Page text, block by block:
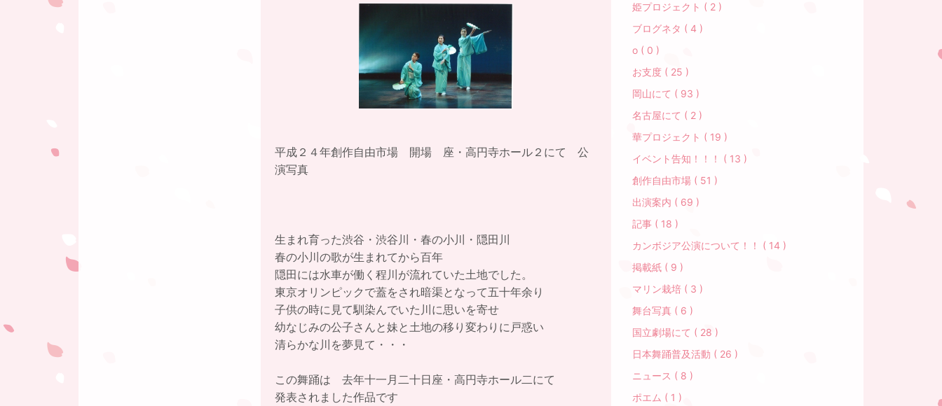
平成２４年創作自由市場 開場 座・高円寺ホール２にて 公
演写真
生まれ育った渋谷・渋谷川・春の小川・隠田川
春の小川の歌が生まれてから百年
隠田には水車が働く程川が流れていた土地でした。
東京オリンピックで蓋をされ暗渠となって五十年余り
子供の時に見て馴染んでいた川に思いを寄せ
幼なじみの公子さんと妹と土地の移り変わりに戸惑い
清らかな川を夢見て・・・
この舞踊は 去年十一月二十日座・高円寺ホール二にて
発表されました作品です
姫プロジェクト ( 2 )
ブログネタ ( 4 )
o ( 0 )
お支度 ( 25 )
岡山にて ( 93 )
名古屋にて ( 2 )
華プロジェクト ( 19 )
イベント告知！！！ ( 13 )
創作自由市場 ( 51 )
出演案内 ( 69 )
記事 ( 18 )
カンボジア公演について！！ ( 14 )
掲載紙 ( 9 )
マリン栽培 ( 3 )
舞台写真 ( 6 )
国立劇場にて ( 28 )
日本舞踊普及活動 ( 26 )
ニュース ( 8 )
ポエム ( 1 )